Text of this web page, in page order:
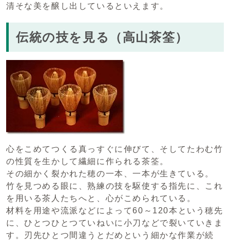
清そな美を醸し出しているといえます。
伝統の技を見る（高山茶筌）
心をこめてつくる真っすぐに伸びて、そしてたわむ竹
の性質を生かして繊細に作られる茶筌。
その細かく裂かれた穂の一本、一本が生きている。
竹を見つめる眼に、熟練の技を駆使する指先に、これ
を用いる茶人たちへと、心がこめられている。
材料を用途や流派などによって60～120本という穂先
に、ひとつひとつていねいに小刀などで裂いていきま
す。刃先ひとつ間違うとだめという細かな作業が続